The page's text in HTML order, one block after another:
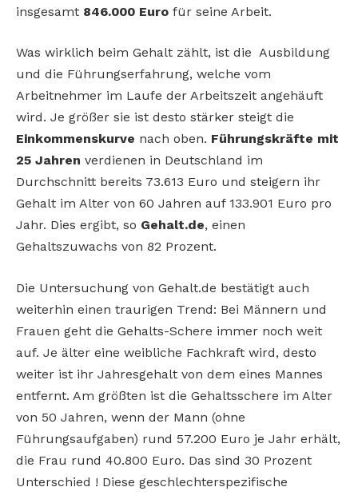
insgesamt 846.000 Euro für seine Arbeit.
Was wirklich beim Gehalt zählt, ist die Ausbildung
und die Führungserfahrung, welche vom
Arbeitnehmer im Laufe der Arbeitszeit angehäuft
wird. Je größer sie ist desto stärker steigt die
Einkommenskurve nach oben. Führungskräfte mit
25 Jahren verdienen in Deutschland im
Durchschnitt bereits 73.613 Euro und steigern ihr
Gehalt im Alter von 60 Jahren auf 133.901 Euro pro
Jahr. Dies ergibt, so Gehalt.de, einen
Gehaltszuwachs von 82 Prozent.
Die Untersuchung von Gehalt.de bestätigt auch
weiterhin einen traurigen Trend: Bei Männern und
Frauen geht die Gehalts-Schere immer noch weit
auf. Je älter eine weibliche Fachkraft wird, desto
weiter ist ihr Jahresgehalt von dem eines Mannes
entfernt. Am größten ist die Gehaltsschere im Alter
von 50 Jahren, wenn der Mann (ohne
Führungsaufgaben) rund 57.200 Euro je Jahr erhält,
die Frau rund 40.800 Euro. Das sind 30 Prozent
Unterschied ! Diese geschlechterspezifische